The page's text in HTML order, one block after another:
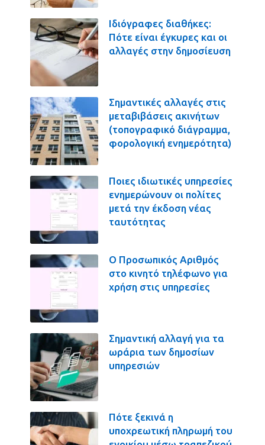
Ιδιόγραφες διαθήκες:
Πότε είναι έγκυρες και οι
αλλαγές στην δημοσίευση
Σημαντικές αλλαγές στις
μεταβιβάσεις ακινήτων
(τοπογραφικό διάγραμμα,
φορολογική ενημερότητα)
Ποιες ιδιωτικές υπηρεσίες
ενημερώνουν οι πολίτες
μετά την έκδοση νέας
ταυτότητας
Ο Προσωπικός Αριθμός
στο κινητό τηλέφωνο για
χρήση στις υπηρεσίες
Σημαντική αλλαγή για τα
ωράρια των δημοσίων
υπηρεσιών
Πότε ξεκινά η
υποχρεωτική πληρωμή του